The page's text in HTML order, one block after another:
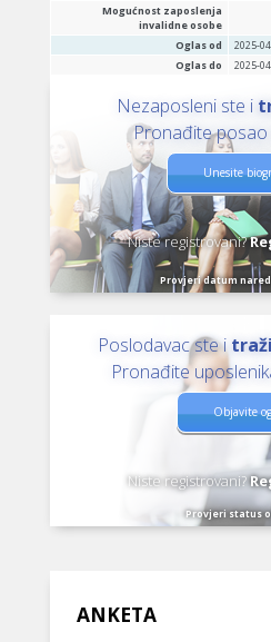
Mogućnost zaposlenja
invalidne osobe
Oglas od
2025-
Oglas do
2025-
Nezaposleni ste i
Pronađite
Unesite
Niste registrovani?
Provjeri datum
Poslodavac ste i
Pronađite
Objavite
Niste registrovani?
Provjeri status
ANKETA